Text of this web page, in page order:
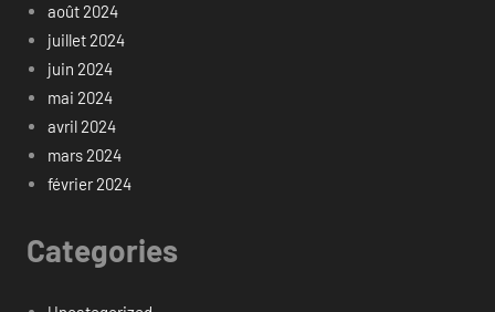
août 2024
juillet 2024
juin 2024
mai 2024
avril 2024
mars 2024
février 2024
Categories